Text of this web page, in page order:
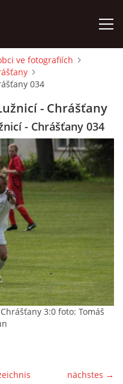
| Aktualisiert: 1. 8. 2026
↑
ve fotografiích
034
- Chrášťany
- Chrášťany 034
3:0 foto: Tomáš
nächstes →